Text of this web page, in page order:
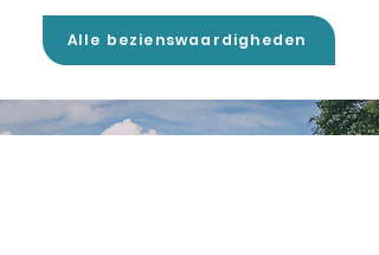
Alle bezienswaardigheden